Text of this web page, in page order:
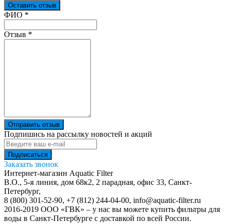
Оставить отзыв
Ваш отзыв был отправлен!
ФИО *
Отзыв *
Отправить отзыв
Подпишись на рассылку новостей и акций
Заказать звонок
Интернет-магазин Aquatic Filter
В.О., 5-я линия, дом 68к2, 2 парадная, офис 33, Санкт-
Петербург,
8 (800) 301-52-90, +7 (812) 244-04-00, info@aquatic-filter.ru
2016-2019 ООО «ГВК» – у нас вы можете купить фильтры для
воды в Санкт-Петербурге с доставкой по всей России.